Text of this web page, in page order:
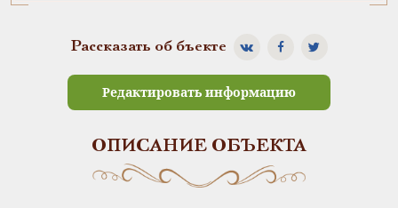
Рассказать об бъекте
Редактировать информацию
ОПИСАНИЕ ОБЪЕКТА